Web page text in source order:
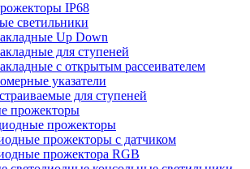
IP68
светильники
Up Down
для ступеней
с открытым рассеивателем
указатели
для ступеней
прожекторы
прожекторы
прожекторы с датчиком
прожектора RGB